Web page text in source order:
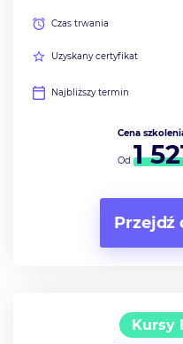
Czas trwania
Uzyskany certyfikat
Najbliższy termin
Cena
Od 1
Przejdź
Kursy